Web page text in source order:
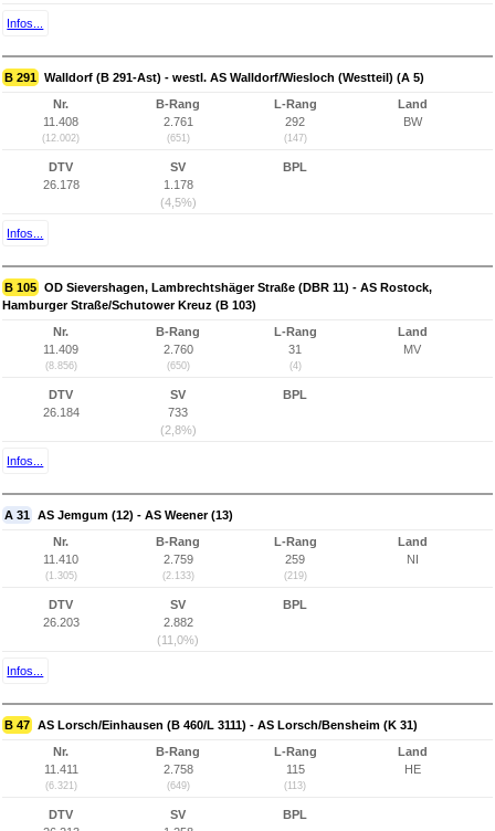
Infos...
B 291 Walldorf (B 291-Ast) - westl. AS Walldorf/Wiesloch (Westteil) (A 5)
Nr.
11.408
(12.002)
B-Rang
2.761
(651)
L-Rang
292
(147)
Land
BW
DTV
26.178
SV
1.178
(4,5%)
BPL
Infos...
B 105 OD Sievershagen, Lambrechtshäger Straße (DBR 11) - AS Rostock,
Hamburger Straße/Schutower Kreuz (B 103)
Nr.
11.409
(8.856)
B-Rang
2.760
(650)
L-Rang
31
(4)
Land
MV
DTV
26.184
SV
733
(2,8%)
BPL
Infos...
A 31 AS Jemgum (12) - AS Weener (13)
Nr.
11.410
(1.305)
B-Rang
2.759
(2.133)
L-Rang
259
(219)
Land
NI
DTV
26.203
SV
2.882
(11,0%)
BPL
Infos...
B 47 AS Lorsch/Einhausen (B 460/L 3111) - AS Lorsch/Bensheim (K 31)
Nr.
11.411
(6.321)
B-Rang
2.758
(649)
L-Rang
115
(113)
Land
HE
DTV
SV
BPL